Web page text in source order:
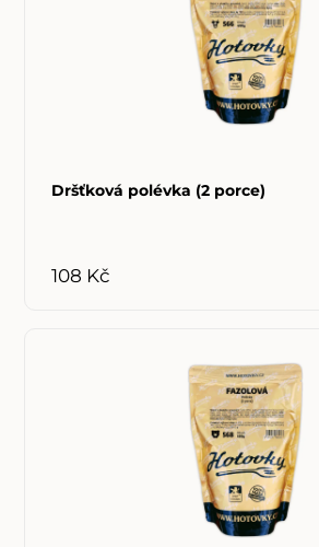
Dršťková polévka (2 porce)
108 Kč